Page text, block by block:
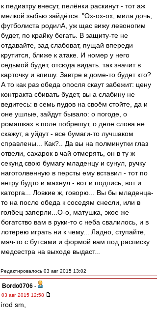
к педиатру внесут, пелёнки раскинут - тот аж
мелкой зыбью зайдётся: "Ох-ох-ох, мила дочь,
футболиста родилА, уж щас вижу левоногим
будет, по крайку бегать. В защиту-те не
отдавайте, зад слабоват, пущай впереди
крутится, ближе к атаке. И номер у него
седьмой будет, отсюда видать. так значит в
карточку и впишу. Завтре в доме-то будет кто?
А то как раз обеда опосля скаут забежит: цену
контракта сбивать будет, вы а слабину не
ведитесь: в семь пудов на своём стойте, да и
оне ушлые, зайдут бывало: о погоде, о
ромашках в поле побрешут, о деле слова не
скажут, а уйдут - все бумаги-то лучшаком
справлены... Как?.. Да вы на полминутки глаз
отвели, сахарок в чай отмерять, он в ту ж
секунд свою бумагу младенцу и сунул, ручку
наготолвенную в персты ему вставил - тот по
ветру будто и махнул - вот и подпись, вот и
каторга... Ловкие ж, говорю... Вы бы младенца-
то на после обеда к соседям снесли, или в
голбец заперли...О-о, матушка, экое же
богатство вам в руки-то с неба свалилось, и в
лотерею играть ни к чему... Ладно, ступайте,
мяч-то с бутсами и формой вам под расписку
медсестра на выходе выдаст...
Редактировалось 03 авг 2015 13:02
Bordo0706 -
03 авг 2015 12:58
irod sm,